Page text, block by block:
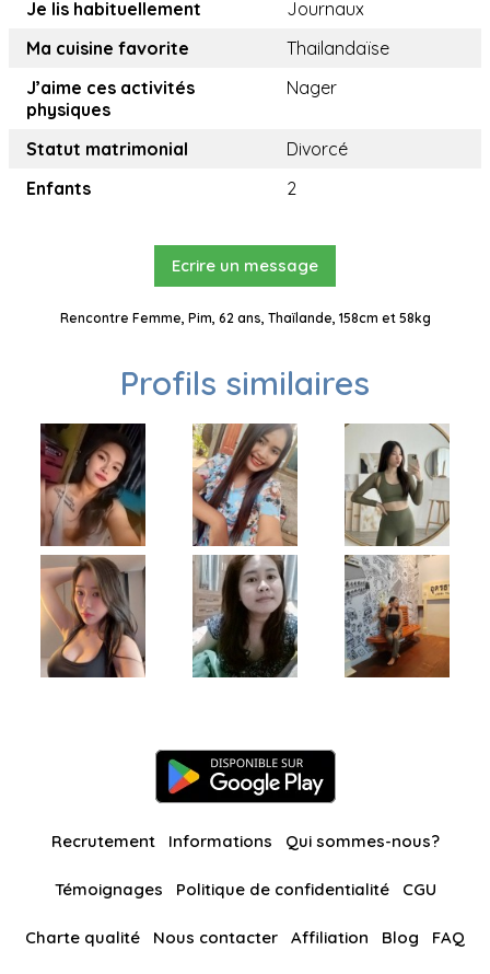
Je lis habituellement
Journaux
Ma cuisine favorite
Thailandaïse
J’aime ces activités
physiques
Nager
Statut matrimonial
Divorcé
Enfants
2
Ecrire un message
Rencontre Femme, Pim, 62 ans, Thaïlande, 158cm et 58kg
Profils similaires
Recrutement Informations Qui sommes-nous?
Témoignages Politique de confidentialité CGU
Charte qualité Nous contacter Affiliation Blog FAQ